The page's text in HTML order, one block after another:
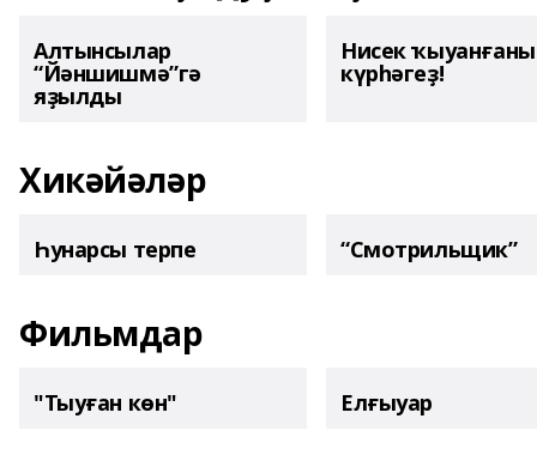
Алтынсылар
“Йәншишмә”гә
яҙылды
Нисек
күрһәгеҙ!
Хикәйәләр
Һунарсы терпе “Смотрильщик”
Фильмдар
"Тыуған көн" Елғыуар